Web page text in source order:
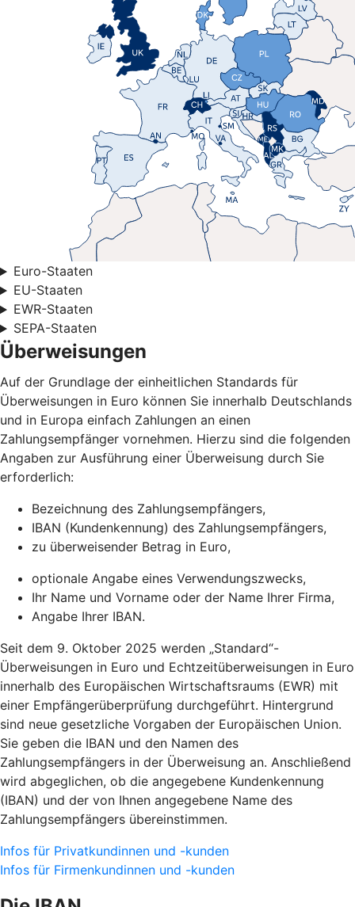
Euro-Staaten
EU-Staaten
EWR-Staaten
SEPA-Staaten
Überweisungen
Auf der Grundlage der einheitlichen Standards für
Überweisungen in Euro können Sie innerhalb Deutschlands
und in Europa einfach Zahlungen an einen
Zahlungsempfänger vornehmen. Hierzu sind die folgenden
Angaben zur Ausführung einer Überweisung durch Sie
erforderlich:
Bezeichnung des Zahlungsempfängers,
IBAN (Kundenkennung) des Zahlungsempfängers,
zu überweisender Betrag in Euro,
optionale Angabe eines Verwendungszwecks,
Ihr Name und Vorname oder der Name Ihrer Firma,
Angabe Ihrer IBAN.
Seit dem 9. Oktober 2025 werden „Standard“-
Überweisungen in Euro und Echtzeitüberweisungen in Euro
innerhalb des Europäischen Wirtschaftsraums (EWR) mit
einer Empfängerüberprüfung durchgeführt. Hintergrund
sind neue gesetzliche Vorgaben der Europäischen Union.
Sie geben die IBAN und den Namen des
Zahlungsempfängers in der Überweisung an. Anschließend
wird abgeglichen, ob die angegebene Kundenkennung
(IBAN) und der von Ihnen angegebene Name des
Zahlungsempfängers übereinstimmen.
Infos für Privatkundinnen und -kunden
Infos für Firmenkundinnen und -kunden